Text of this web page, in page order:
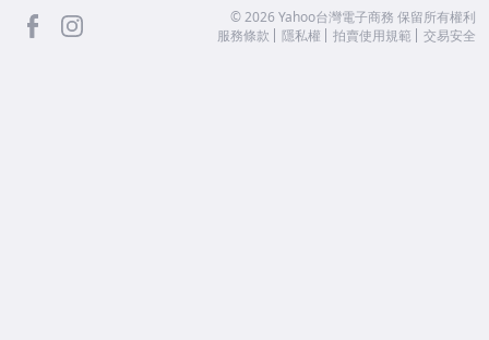
facebook ©2026 Yahoo台灣電子商務 保留所有權利
服務條款
隱私權 拍賣使用規範 交易安全